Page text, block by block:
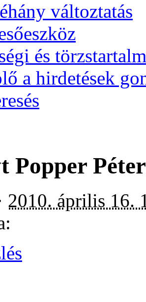
változtatás
és
a hirdetések
Popper Péter
2010. április 16.